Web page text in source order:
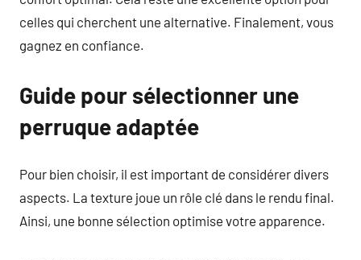
celles qui cherchent une alternative. Finalement, vous
gagnez en confiance.
Guide pour sélectionner une
perruque adaptée
Pour bien choisir, il est important de considérer divers
aspects. La texture joue un rôle clé dans le rendu final.
Ainsi, une bonne sélection optimise votre apparence.